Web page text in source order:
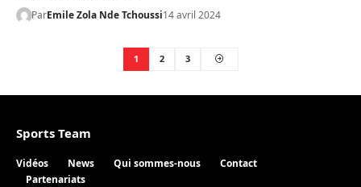
ParEmile Zola Nde Tchoussi14 avril 2024
1 2 3
Sports Team
Vidéos News Qui sommes-nous
Contact
Partenariats